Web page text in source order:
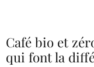
Café bio et
qui font la